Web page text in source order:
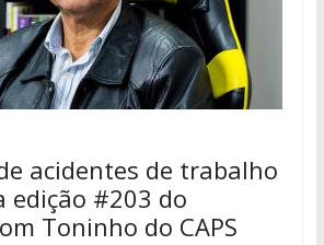
acidentes de trabalho
edição #203 do
Toninho do CAPS